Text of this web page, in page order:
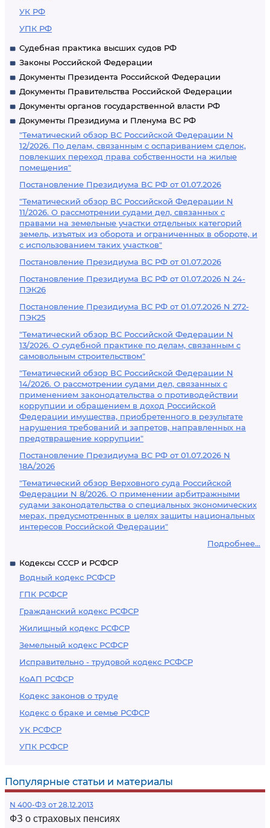
УК РФ
УПК РФ
Судебная практика высших судов РФ
Законы Российской Федерации
Документы Президента Российской Федерации
Документы Правительства Российской Федерации
Документы органов государственной власти РФ
Документы Президиума и Пленума ВС РФ
"Тематический обзор ВС Российской Федерации N
12/2026. По делам, связанным с оспариванием сделок,
повлекших переход права собственности на жилые
помещения"
Постановление Президиума ВС РФ от 01.07.2026
"Тематический обзор ВС Российской Федерации N
11/2026. О рассмотрении судами дел, связанных с
правами на земельные участки отдельных категорий
земель, изъятых из оборота и ограниченных в обороте, и
с использованием таких участков"
Постановление Президиума ВС РФ от 01.07.2026
Постановление Президиума ВС РФ от 01.07.2026 N 24-
ПЭК26
Постановление Президиума ВС РФ от 01.07.2026 N 272-
ПЭК25
"Тематический обзор ВС Российской Федерации N
13/2026. О судебной практике по делам, связанным с
самовольным строительством"
"Тематический обзор ВС Российской Федерации N
14/2026. О рассмотрении судами дел, связанных с
применением законодательства о противодействии
коррупции и обращением в доход Российской
Федерации имущества, приобретенного в результате
нарушения требований и запретов, направленных на
предотвращение коррупции"
Постановление Президиума ВС РФ от 01.07.2026 N
18А/2026
"Тематический обзор Верховного суда Российской
Федерации N 8/2026. О применении арбитражными
судами законодательства о специальных экономических
мерах, предусмотренных в целях защиты национальных
интересов Российской Федерации"
Подробнее...
Кодексы СССР и РСФСР
Водный кодекс РСФСР
ГПК РСФСР
Гражданский кодекс РСФСР
Жилищный кодекс РСФСР
Земельный кодекс РСФСР
Исправительно - трудовой кодекс РСФСР
КоАП РСФСР
Кодекс законов о труде
Кодекс о браке и семье РСФСР
УК РСФСР
УПК РСФСР
Популярные статьи и материалы
N 400-ФЗ от 28.12.2013
ФЗ о страховых пенсиях